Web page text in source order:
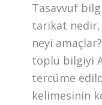
Tasavvuf
tarikat nedir,
neyi
toplu bilgiyi
tercüme
kelimesinin